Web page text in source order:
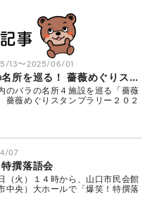
事
13〜2025/06/01
バラの名所を巡る！ 薔薇めぐりスタンプラリー実施中
のバラの名所４施設を巡る「薔薇
薇めぐりスタンプラリー２０２
07
撰落語会
（火）１４時から、山口市民会館
中央）大ホールで「爆笑！特撰落